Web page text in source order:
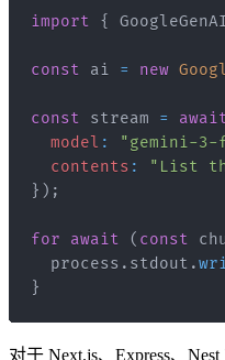
import { GoogleGenAI
const ai = new
const stream =
model : "gemini-3-
contents :
"List
} ) ;
for await ( const
  process
. stdout .
}
对于 Next.js、Express、